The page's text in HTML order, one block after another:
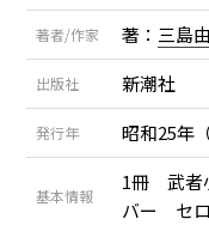
著者/作家 著： 三島
出版社 新潮社
発行年 昭和25年
基本情報
1冊 武者
バー セ